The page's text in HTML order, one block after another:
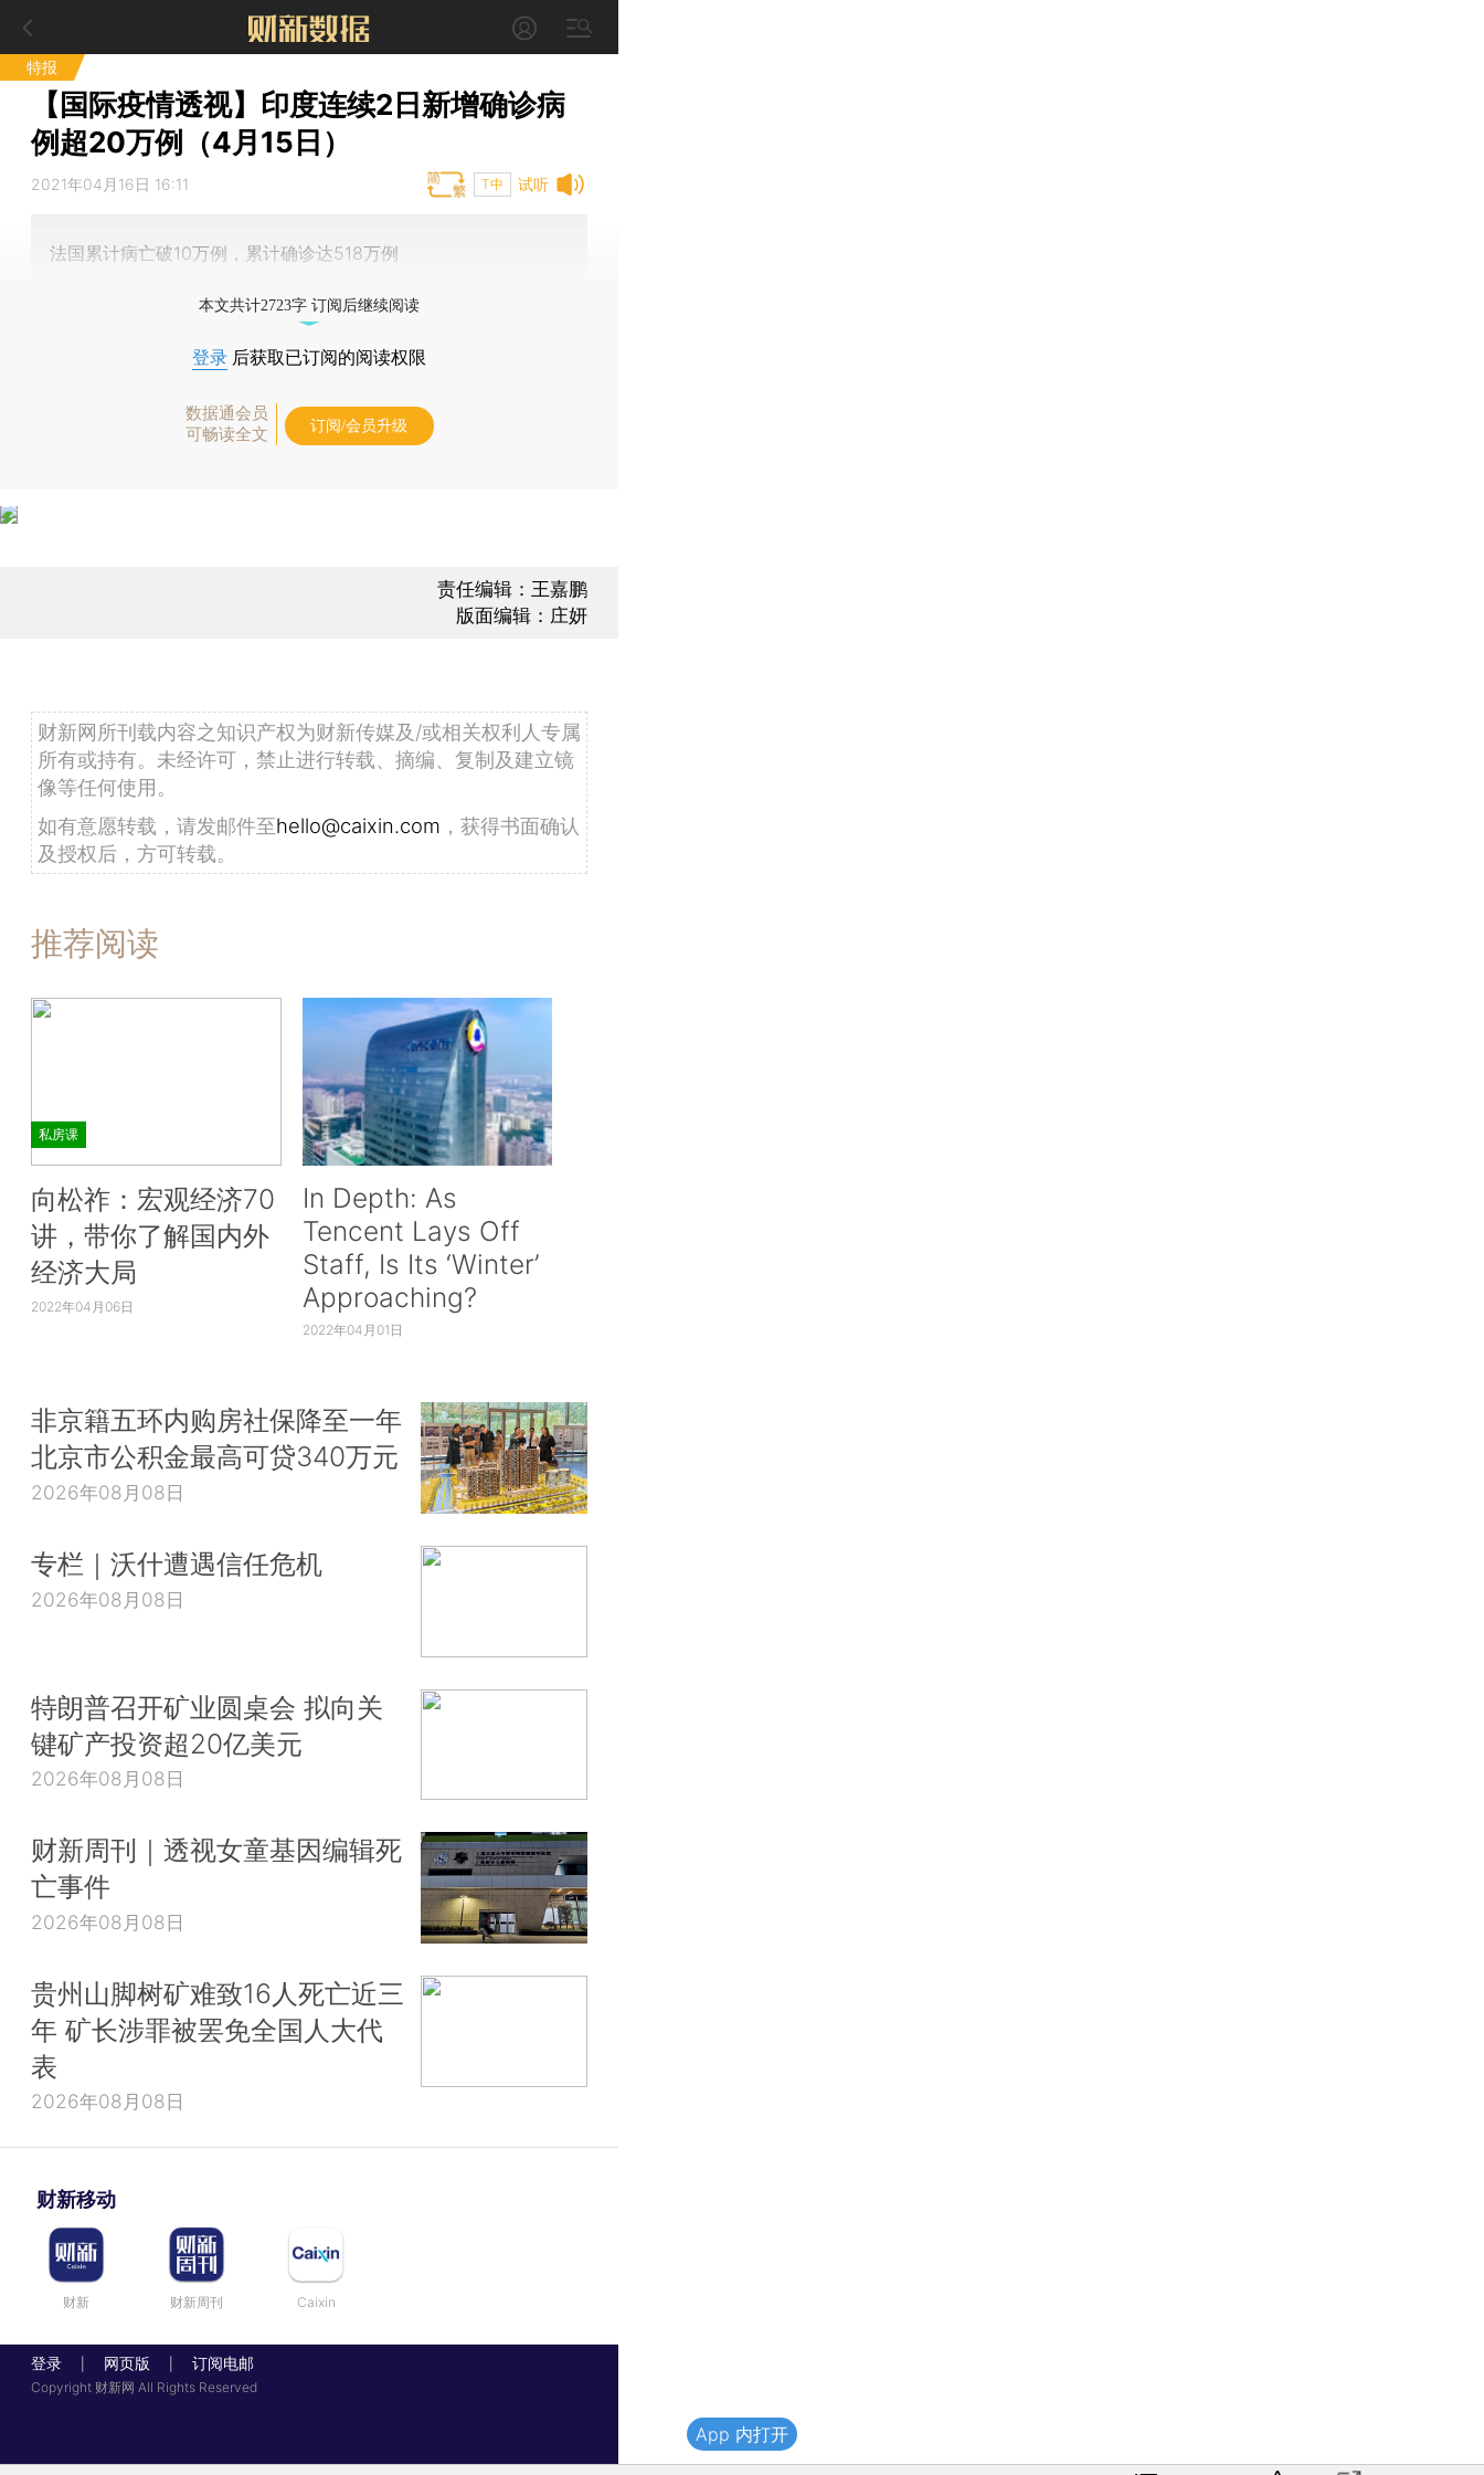
特报
【国际疫情透视】印度连续2日新增确诊病
例超20万例（4月15日）
试听
2021年04月16日 16:11 T中
法国累计病亡破10万例，累计确诊达518万例
本文共计2723字 订阅后继续阅读
登录 后获取已订阅的阅读权限
数据通会员
可畅读全文
订阅/会员升级
责任编辑：王嘉鹏
版面编辑：庄妍
财新网所刊载内容之知识产权为财新传媒及/或相关权利人专属
所有或持有。未经许可，禁止进行转载、摘编、复制及建立镜
像等任何使用。
如有意愿转载，请发邮件至hello@caixin.com ，获得书面确认
及授权后，方可转载。
推荐阅读
私房课
向松祚：宏观经济70
讲，带你了解国内外
经济大局
2022年04月06日
In Depth: As
Tencent Lays Off
Staff, Is Its ‘Winter’
Approaching?
2022年04月01日
非京籍五环内购房社保降至一年
北京市公积金最高可贷340万元
2026年08月08日
专栏｜沃什遭遇信任危机
2026年08月08日
特朗普召开矿业圆桌会 拟向关
键矿产投资超20亿美元
2026年08月08日
财新周刊｜透视女童基因编辑死
亡事件
2026年08月08日
贵州山脚树矿难致16人死亡近三
年 矿长涉罪被罢免全国人大代
表
2026年08月08日
财新移动
财新 财新周刊 Caixin
登录 网页版 订阅电邮
Copyright 财新网 All Rights Reserved
App 内打开